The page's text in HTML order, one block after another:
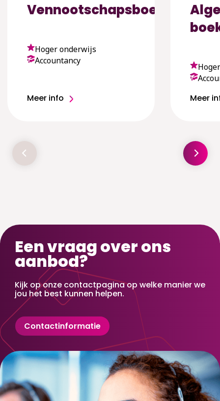
Vennootschapsboekhouden
Hoger onderwijs
Accountancy
Meer info Meer
Een vraag over ons
aanbod?
Kijk op onze contactpagina op welke manier we
jou het best kunnen helpen.
Contactinformatie